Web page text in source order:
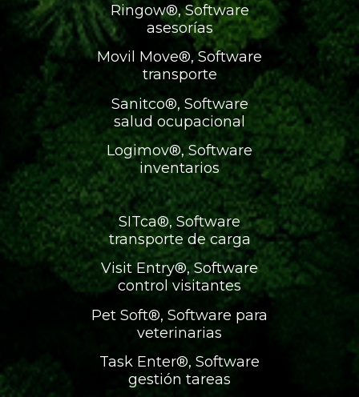
Ringow®, Software
asesorías
Movil Move®, Software
transporte
Sanitco®, Software
salud ocupacional
Logimov®, Software
inventarios
SITca®, Software
transporte de carga
Visit Entry®, Software
control visitantes
Pet Soft®, Software para
veterinarias
Task Enter®, Software
gestión tareas